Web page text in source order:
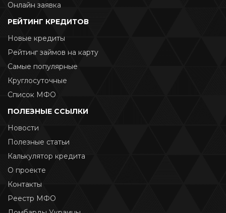
Онлайн заявка
РЕЙТИНГ КРЕДИТОВ
Новые кредиты
Рейтинг займов на карту
Самые популярные
Круглосуточные
Список МФО
ПОЛЕЗНЫЕ ССЫЛКИ
Новости
Полезные статьи
Калькулятор кредита
О проекте
Контакты
Реестр МФО